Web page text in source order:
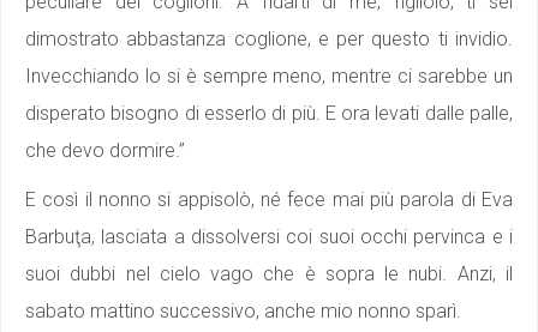
dimostrato abbastanza coglione, e per questo ti invidio.
Invecchiando lo si è sempre meno, mentre ci sarebbe un
disperato bisogno di esserlo di più. E ora levati dalle palle,
che devo dormire.”
E così il nonno si appisolò, né fece mai più parola di Eva
Barbuţa, lasciata a dissolversi coi suoi occhi pervinca e i
suoi dubbi nel cielo vago che è sopra le nubi. Anzi, il
sabato mattino successivo, anche mio nonno sparì.